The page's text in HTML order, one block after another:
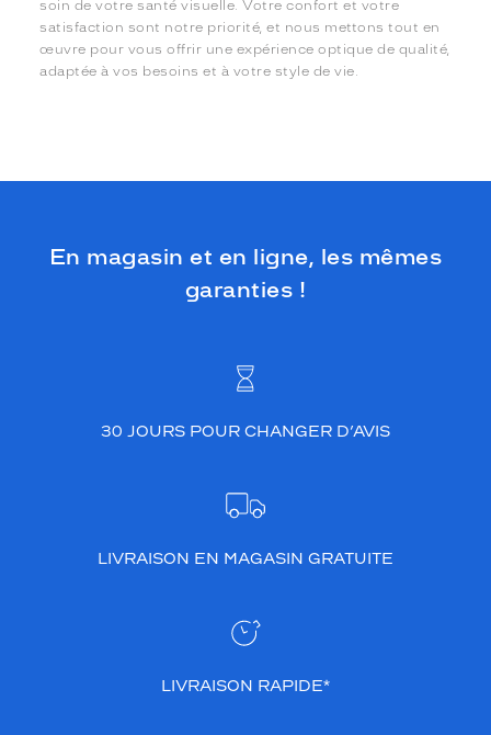
soin de votre santé visuelle. Votre confort et votre
satisfaction sont notre priorité, et nous mettons tout en
œuvre pour vous offrir une expérience optique de qualité,
adaptée à vos besoins et à votre style de vie.
En magasin et en ligne, les mêmes
garanties !
30 JOURS POUR CHANGER D’AVIS
LIVRAISON EN MAGASIN GRATUITE
LIVRAISON RAPIDE*